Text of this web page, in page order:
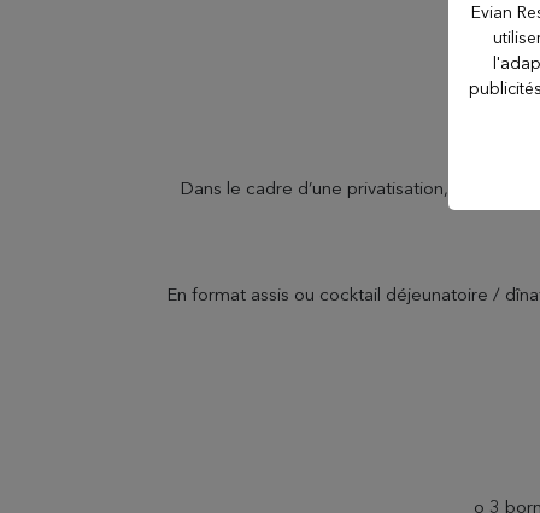
Dans le cadre d’une privatisation, affichez
En format assis ou cocktail déjeunatoire /
o 3
Evian